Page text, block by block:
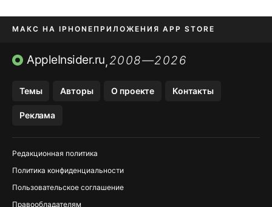
МАКС НА IPHONE ПРИЛОЖЕНИЯ APP STORE
TIKTOK НА IPHONEПРИЛОЖЕНИЯ БЕЗ APP STORE
AppleInsider.ru,2008—2026
Темы Авторы О проекте Контакты
Реклама
Редакционная политика
Политика конфиденциальности
Пользовательское соглашение
Правообладателям